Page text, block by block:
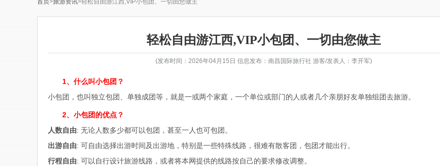
首页>旅游资讯>轻松自由游江西,VIP小包团、一切由您做主
轻松自由游江西,VIP小包团、一切由您做主
(发布时间：2026年04月15日 信息发布：南昌国际旅行社 游客/发表人：李开军)
1、 什么叫小包团？
小包团，也叫独立包团、单独成团等，就是一或两个家庭，一个单位或部门的人或者几个亲朋好友单独组团去旅游。
2、 小包团的优点？
人数自由: 无论人数多少都可以包团，甚至一人也可包团。
出游自由: 可自由选择出游时间及出游地，特别是一些特殊线路，很难有散客团，包团才能出行。
行程自由: 可以自行设计旅游线路，或者将本网提供的线路按自己的要求修改调整。